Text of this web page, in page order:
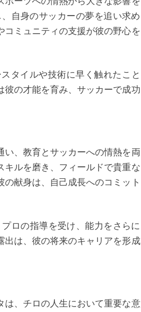
自身のサッカーの夢を追い求め
ミュニティの支援が彼の野心を
タイルや技術に早く触れたこと
の才能を育み、サッカーで成功
、教育とサッカーへの情熱を両
ルを磨き、フィールドで貴重な
献身は、自己成長へのコミット
ロの指導を受け、能力をさらに
は、彼の将来のキャリアを形成
、チロの人生において重要な意